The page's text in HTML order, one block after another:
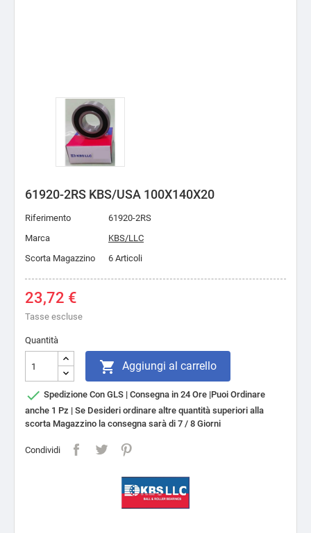
61920-2RS KBS/USA 100X140X20
Riferimento
61920-2RS
Marca
KBS/LLC
Scorta Magazzino
6 Articoli
23,72 €
Tasse escluse
Quantità
 Aggiungi al carrello
 Spedizione Con GLS | Consegna in 24 Ore |Puoi Ordinare
anche 1 Pz | Se Desideri ordinare altre quantità superiori alla
scorta Magazzino la consegna sarà di 7 / 8 Giorni
Condividi